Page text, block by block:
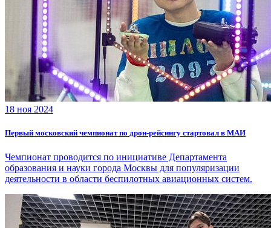
18 ноя 2024
Первый московский чемпионат по дрон-рейсингу стартовал в МАИ
Чемпионат проводится по инициативе Департамента
образования и науки города Москвы для популяризации
деятельности в области беспилотных авиационных систем.